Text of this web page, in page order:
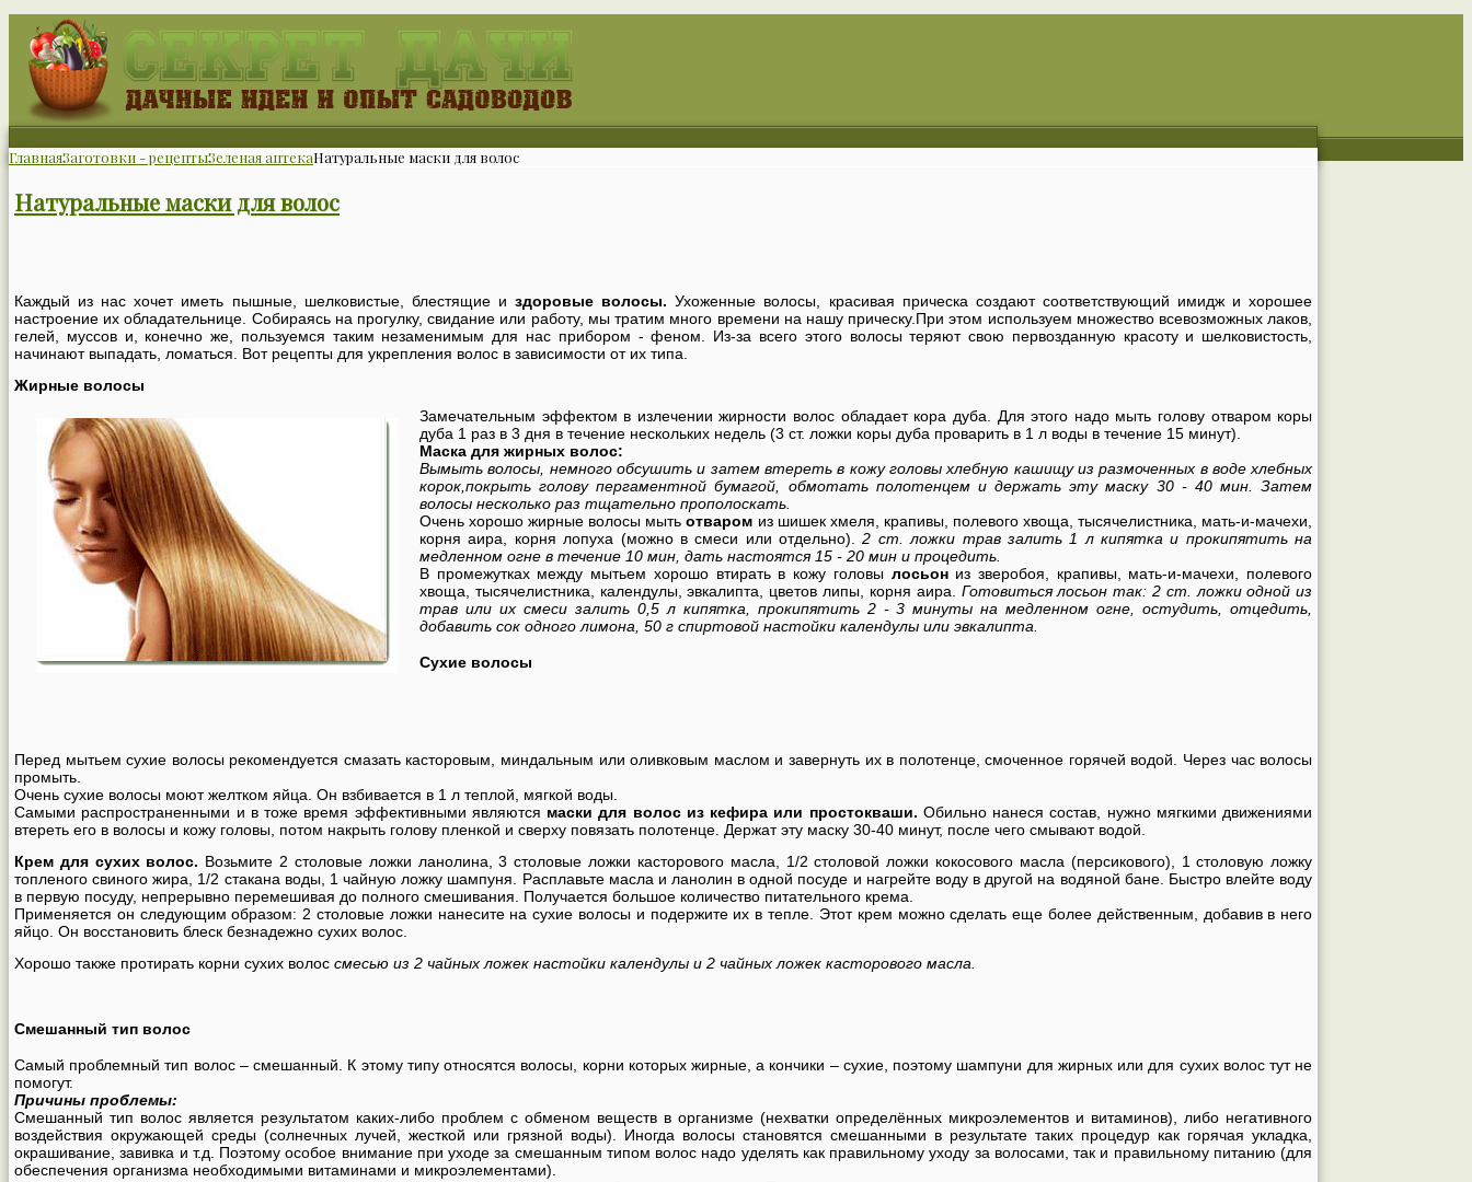
ГлавнаяЗаготовки - рецептыЗеленая аптекаНатуральные маски для волос
Натуральные маски для волос
Каждый из нас хочет иметь пышные, шелковистые, блестящие издоровые волосы. Ухоженные волосы, красивая прическа создают соответствующий имидж и хорошее
настроение их обладательнице. Собираясь на прогулку, свидание или работу, мы тратим много времени на нашу прическу.При этом используем множество всевозможных лаков,
гелей, муссов и, конечно же, пользуемся таким незаменимым для нас прибором - феном. Из-за всего этого волосы теряют свою первозданную красоту и шелковистость,
начинают выпадать, ломаться. Вот рецепты для укрепления волос в зависимости от их типа.
Жирные волосы
Замечательным эффектом в излечении жирности волос обладает кора дуба. Для этого надо мыть голову отваром коры
дуба 1 раз в 3 дня в течение нескольких недель (3 ст. ложки коры дуба проварить в 1 л воды в течение 15 минут).
Маска для жирных волос:
Вымыть волосы, немного обсушить и затем втереть в кожу головы хлебную кашищу из размоченных в воде хлебных
корок,покрыть голову пергаментной бумагой, обмотать полотенцем и держать эту маску 30 - 40 мин. Затем
волосы несколько раз тщательно прополоскать.
Очень хорошо жирные волосы мытьотваром из шишек хмеля, крапивы, полевого хвоща, тысячелистника, мать-и-мачехи,
корня аира, корня лопуха (можно в смеси или отдельно).2 ст. ложки трав залить 1 л кипятка и прокипятить на
медленном огне в течение 10 мин, дать настоятся 15 - 20 мин и процедить.
В промежутках между мытьем хорошо втирать в кожу головы лосьониз зверобоя, крапивы, мать-и-мачехи, полевого
хвоща, тысячелистника, календулы, эвкалипта, цветов липы, корня аира. Готовиться лосьон так: 2 ст. ложки одной из
трав или их смеси залить 0,5 л кипятка, прокипятить 2 - 3 минуты на медленном огне, остудить, отцедить,
добавить сок одного лимона, 50 г спиртовой настойки календулы или эвкалипта.
Сухие волосы
Перед мытьем сухие волосы рекомендуется смазать касторовым, миндальным или оливковым маслом и завернуть их в полотенце, смоченное горячей водой. Через час волосы
промыть.
Очень сухие волосы моют желтком яйца. Он взбивается в 1 л теплой, мягкой воды.
Самыми распространенными и в тоже время эффективными являются маски для волос из кефира или простокваши. Обильно нанеся состав, нужно мягкими движениями
втереть его в волосы и кожу головы, потом накрыть голову пленкой и сверху повязать полотенце. Держат эту маску 30-40 минут, после чего смывают водой.
Крем для сухих волос. Возьмите 2 столовые ложки ланолина, 3 столовые ложки касторового масла, 1/2 столовой ложки кокосового масла (персикового), 1 столовую ложку
топленого свиного жира, 1/2 стакана воды, 1 чайную ложку шампуня. Расплавьте масла и ланолин в одной посуде и нагрейте воду в другой на водяной бане. Быстро влейте воду
в первую посуду, непрерывно перемешивая до полного смешивания. Получается большое количество питательного крема.
Применяется он следующим образом: 2 столовые ложки нанесите на сухие волосы и подержите их в тепле. Этот крем можно сделать еще более действенным, добавив в него
яйцо. Он восстановить блеск безнадежно сухих волос.
Хорошо также протирать корни сухих волос смесью из 2 чайных ложек настойки календулы и 2 чайных ложек касторового масла.
Смешанный тип волос
Самый проблемный тип волос – смешанный. К этому типу относятся волосы, корни которых жирные, а кончики – сухие, поэтому шампуни для жирных или для сухих волос тут не
помогут.
Причины проблемы:
Смешанный тип волос является результатом каких-либо проблем с обменом веществ в организме (нехватки определённых микроэлементов и витаминов), либо негативного
воздействия окружающей среды (солнечных лучей, жесткой или грязной воды). Иногда волосы становятся смешанными в результате таких процедур как горячая укладка,
окрашивание, завивка и т.д. Поэтому особое внимание при уходе за смешанным типом волос надо уделять как правильному уходу за волосами, так и правильному питанию (для
обеспечения организма необходимыми витаминами и микроэлементами).